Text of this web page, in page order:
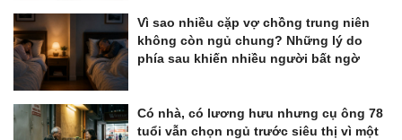
Vì sao nhiều cặp vợ chồng trung niên
không còn ngủ chung? Những lý do
phía sau khiến nhiều người bất ngờ
Có nhà, có lương hưu nhưng cụ ông 78
tuổi vẫn chọn ngủ trước siêu thị vì một